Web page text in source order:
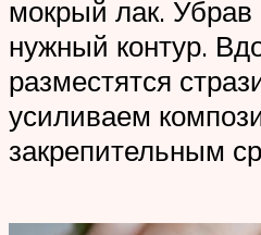
мокрый лак. Убрав
нужный контур.
разместятся
усиливаем
закрепительным